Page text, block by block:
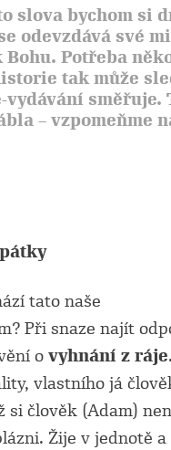
slova bychom si
odevzdává své
Potřeba
tak může
směřuje.
– vzpomeňme
tato naše
Při snaze najít
o vyhnání z ráje
vlastního já
si člověk (Adam)
Žije v jednotě